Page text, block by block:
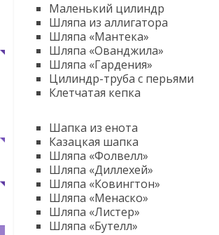
Маленький цилиндр
Шляпа из аллигатора
Шляпа «Мантека»
Шляпа «Ованджила»
Шляпа «Гардения»
Цилиндр-труба с перьями
Клетчатая кепка
Шапка из енота
Казацкая шапка
Шляпа «Фолвелл»
Шляпа «Диллехей»
Шляпа «Ковингтон»
Шляпа «Менаско»
Шляпа «Листер»
Шляпа «Бутелл»